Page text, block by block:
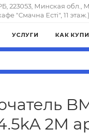
223053, Минская обл.,
"Смачна Естi", 11 этаж.)
УСЛУГИ КАК
2M